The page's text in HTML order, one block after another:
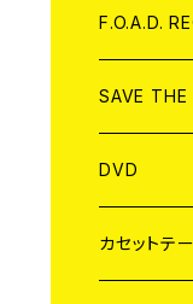
ANALOG
CD
ANALOG
F.O.A.D.
CD
ANALOG
SAVE THE
アパレル
BADGE
DVD
JAPAN
カセットテ